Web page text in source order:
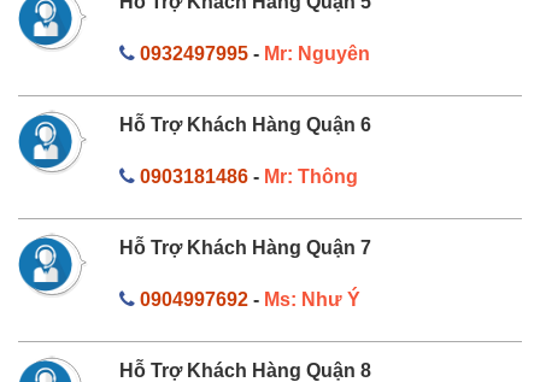
0932497995- Mr: Nguyên
Hỗ Trợ Khách Hàng Quận 6
0903181486- Mr: Thông
Hỗ Trợ Khách Hàng Quận 7
0904997692- Ms: Như Ý
Hỗ Trợ Khách Hàng Quận 8